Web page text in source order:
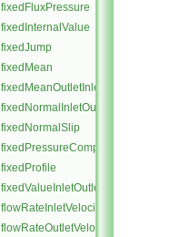
fixedFluxPressure
fixedInternalValue
fixedJump
fixedMean
fixedMeanOutletInlet
fixedNormalInletOutletVelocity
fixedNormalSlip
fixedPressureCompressibleDensity
fixedProfile
fixedValueInletOutlet
flowRateInletVelocity
flowRateOutletVelocity